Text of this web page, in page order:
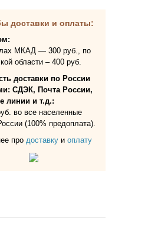
доставки и оплаты:
МКАД — 300 руб., по
области – 400 руб.
доставки по России
СДЭК, Почта России,
линии и т.д.:
во все населенные
(100% предоплата).
про доставку и оплату